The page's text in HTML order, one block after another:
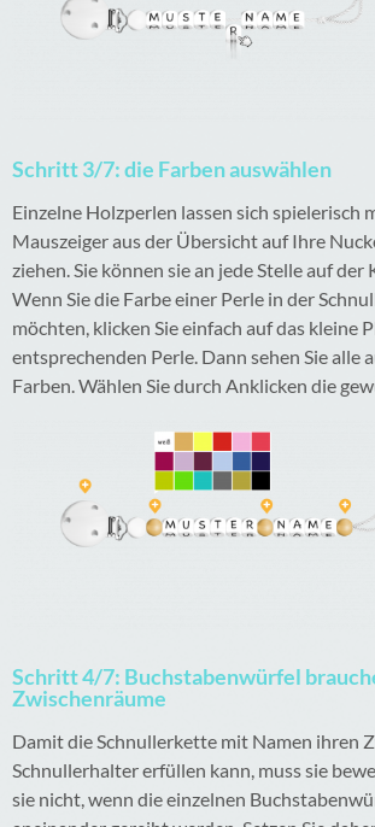
Schritt 3/7: die Farben auswählen
Einzelne Holzperlen lassen sich spielerisch
Mauszeiger aus der Übersicht auf Ihre
ziehen. Sie können sie an jede Stelle auf
Wenn Sie die Farbe einer Perle in der
möchten, klicken Sie einfach auf das kleine
entsprechenden Perle. Dann sehen Sie alle
Farben. Wählen Sie durch Anklicken die
Schritt 4/7: Buchstabenwürfel
Zwischenräume
Damit die Schnullerkette mit Namen ihren
Schnullerhalter erfüllen kann, muss sie
sie nicht, wenn die einzelnen